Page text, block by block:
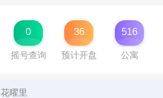
0
摇号查询
36
预计开盘
516
公寓
花曜里